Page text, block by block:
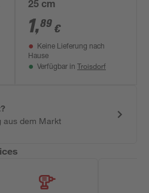
25 cm
1,89 €
Keine Lieferung nach
Hause
Verfügbar in Troisdorf
aus dem Markt